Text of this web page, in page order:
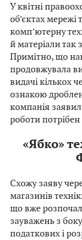
У квітні
об’єктах
комп’ютерну
й матеріали так
Примітно, що
продовжувала
видачі кількох
ознакою
компанія
роботи потрібен
«Ябко»
Схожу заяву
магазинів
що вже
зауважень з
податкових і